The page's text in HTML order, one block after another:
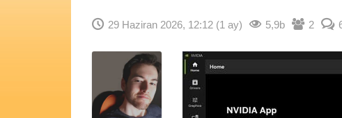
29 Haziran 2026, 12:12 (1 ay) 5,9b 2